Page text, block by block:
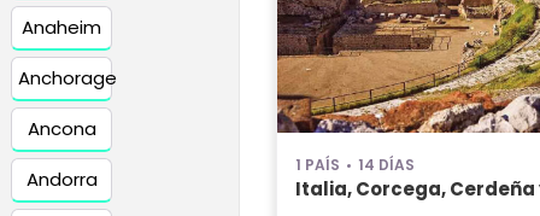
Anaheim
Anchorage
Ancona
Andorra
1 PAÍS 14 DÍAS
Italia, Corcega, Cerdeña